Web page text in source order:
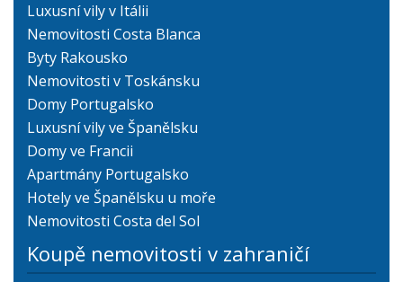
Luxusní vily v Itálii
Nemovitosti Costa Blanca
Byty Rakousko
Nemovitosti v Toskánsku
Domy Portugalsko
Luxusní vily ve Španělsku
Domy ve Francii
Apartmány Portugalsko
Hotely ve Španělsku u moře
Nemovitosti Costa del Sol
Koupě nemovitosti v zahraničí